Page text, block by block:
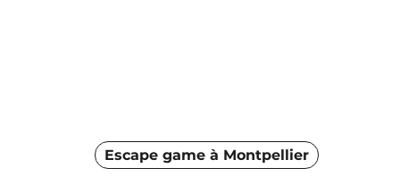
Escape game à Montpellier